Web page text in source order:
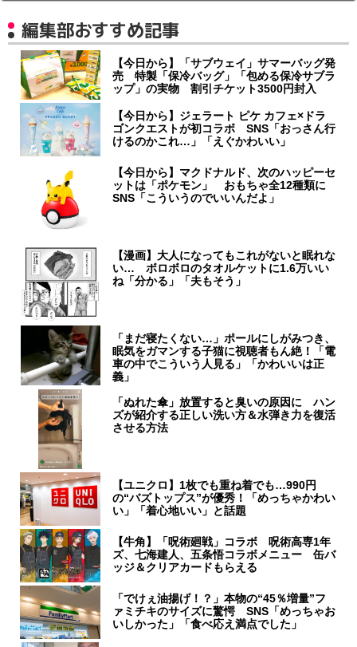
編集部おすすめ記事
【今日から】「サブウェイ」サマーバッグ発
売 特製「保冷バッグ」「包める保冷サブラ
ップ」の実物 割引チケット3500円封入
【今日から】ジェラート ピケ カフェ×ドラ
ゴンクエストが初コラボ SNS「おっさん行
けるのかこれ…」「えぐかわいい」
【今日から】マクドナルド、次のハッピーセ
ットは「ポケモン」 おもちゃ全12種類に
SNS「こういうのでいいんだよ」
【漫画】大人になってもこれがないと眠れな
い… ボロボロのタオルケットに1.6万いい
ね「分かる」「夫もそう」
「まだ寝たくない…」ポールにしがみつき、
眠気をガマンする子猫に視聴者もん絶！「電
車の中でこういう人見る」「かわいいは正
義」
「ぬれた傘」放置すると臭いの原因に ハン
ズが紹介する正しい洗い方＆水弾き力を復活
させる方法
【ユニクロ】1枚でも重ね着でも…990円
の“バズトップス”が優秀！「めっちゃかわい
い」「着心地いい」と話題
【牛角】「呪術廻戦」コラボ 呪術高専1年
ズ、七海建人、五条悟コラボメニュー 缶バ
ッジ＆クリアカードもらえる
「でけぇ油揚げ！？」本物の“45％増量”フ
ァミチキのサイズに驚愕 SNS「めっちゃお
いしかった」「食べ応え満点でした」